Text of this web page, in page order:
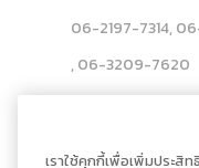
06-2197-7314,
, 06-3209-7620
06-5915-6878
เราใช้คุกกี้เพื่อเพิ่มประสิ